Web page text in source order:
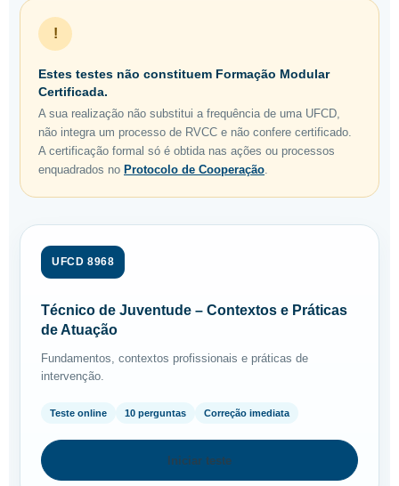
!
Estes testes não constituem Formação Modular
Certificada.
A sua realização não substitui a frequência de uma UFCD,
não integra um processo de RVCC e não confere certificado.
A certificação formal só é obtida nas ações ou processos
enquadrados no Protocolo de Cooperação.
UFCD 8968
Técnico de Juventude – Contextos e Práticas
de Atuação
Fundamentos, contextos profissionais e práticas de
intervenção.
Teste online 10 perguntas Correção imediata
Iniciar teste